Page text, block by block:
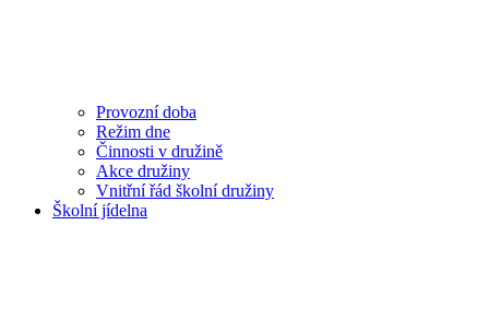
Provozní doba
Režim dne
Činnosti v družině
Akce družiny
Vnitřní řád školní družiny
Školní jídelna